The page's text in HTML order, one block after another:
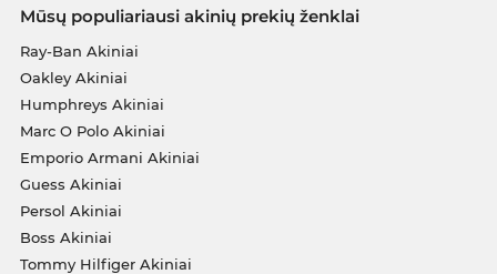
Mūsų populiariausi akinių prekių ženklai
Ray-Ban Akiniai
Oakley Akiniai
Humphreys Akiniai
Marc O Polo Akiniai
Emporio Armani Akiniai
Guess Akiniai
Persol Akiniai
Boss Akiniai
Tommy Hilfiger Akiniai